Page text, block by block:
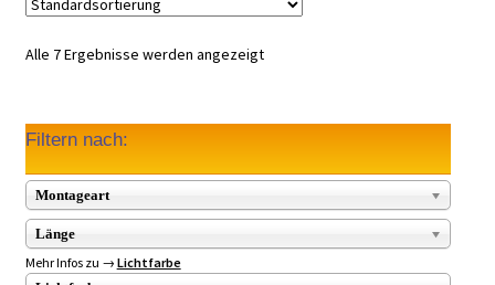
Alle 7 Ergebnisse werden angezeigt
Filtern nach:
Montageart
Länge
Mehr Infos zu → Lichtfarbe